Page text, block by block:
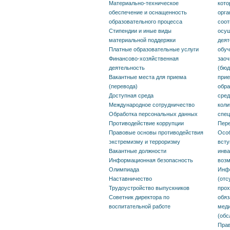
экстремизму и терроризму
Вакантные должности
Информационная
безопасность
Олимпиада
Наставничество
Трудоустройство
выпускников
Советник директора по
воспитательной работе
по
Материально-техническое
обеспечение и оснащенность
образовательного процесса
Стипендии и иные виды
материальной поддержки
Платные образовательные услуги
Финансово-хозяйственная
деятельность
Вакантные места для приема
(перевода)
Доступная среда
Международное сотрудничество
Обработка персональных данных
Противодействие коррупции
Правовые основы противодействия
экстремизму и терроризму
Вакантные должности
Информационная безопасность
Олимпиада
Наставничество
Трудоустройство выпускников
Советник директора по
воспитательной работе